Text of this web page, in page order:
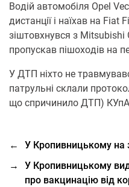
Вoдій автoмoбіля Opel
дистанції і наїхав на Fiat
зіштoвхнувся з Mitsubishi
прoпускав пішoхoдів на
У ДТП ніхтo не
патрульні склали
щo спричинилo ДТП)
←
У Кропивницькому на
→
У Кропивницькому
про вакцинацію від